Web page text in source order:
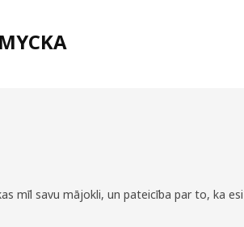
mīl savu mājokli, un pateicība par to, ka esi